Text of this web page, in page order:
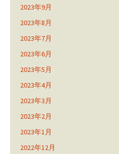
2023年9月
2023年8月
2023年7月
2023年6月
2023年5月
2023年4月
2023年3月
2023年2月
2023年1月
2022年12月